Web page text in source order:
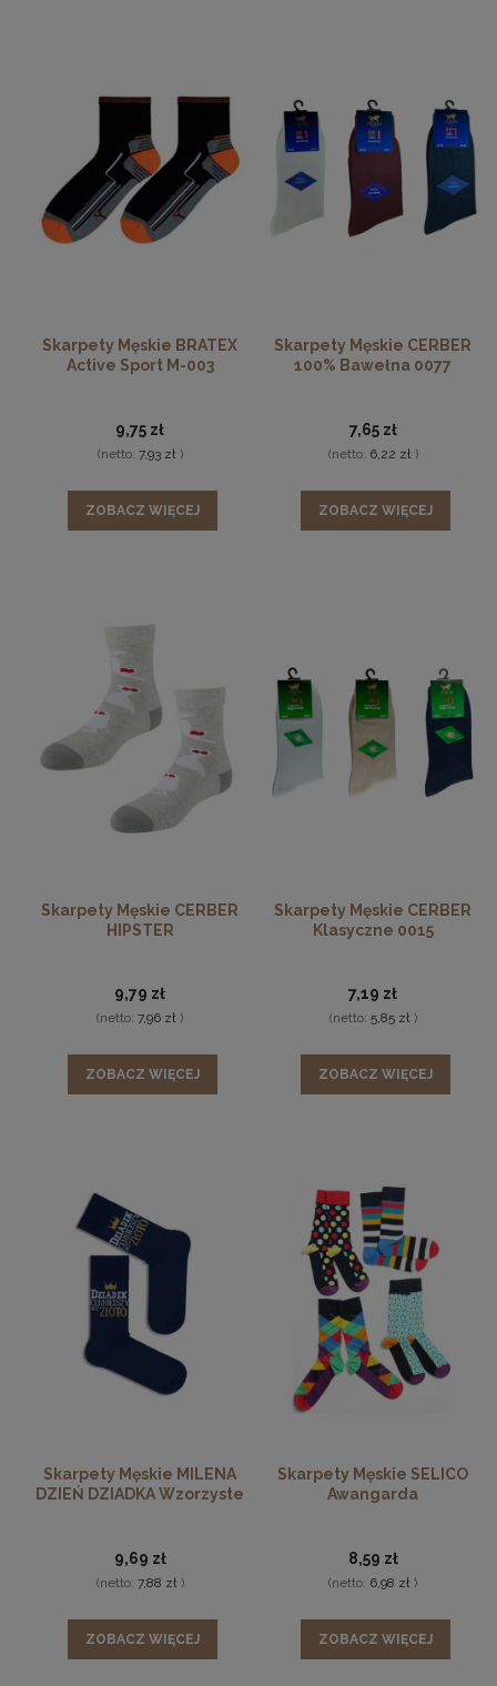
Skarpety Męskie BRATEX
Active Sport M-003
9,75 zł
(netto: 7,93 zł )
ZOBACZ WIĘCEJ
Skarpety Męskie CERBER
100% Bawełna 0077
7,65 zł
(netto: 6,22 zł )
ZOBACZ WIĘCEJ
Skarpety Męskie CERBER
HIPSTER
9,79 zł
(netto: 7,96 zł )
ZOBACZ WIĘCEJ
Skarpety Męskie CERBER
Klasyczne 0015
7,19 zł
(netto: 5,85 zł)
ZOBACZ WIĘCEJ
Skarpety Męskie MILENA
DZIEŃ DZIADKA Wzorzyste
9,69 zł
(netto: 7,88 zł)
ZOBACZ WIĘCEJ
Skarpety Męskie SELICO
Awangarda
8,59 zł
(netto: 6,98 zł )
ZOBACZ WIĘCEJ